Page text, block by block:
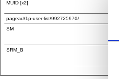
MUID [x2]
pagead/1p-user-list/992725970/
SM
SRM_B